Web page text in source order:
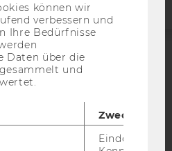
können wir
verbessern und
Ihre Bedürfnisse
Daten über die
und
Zweck
Eindeutige